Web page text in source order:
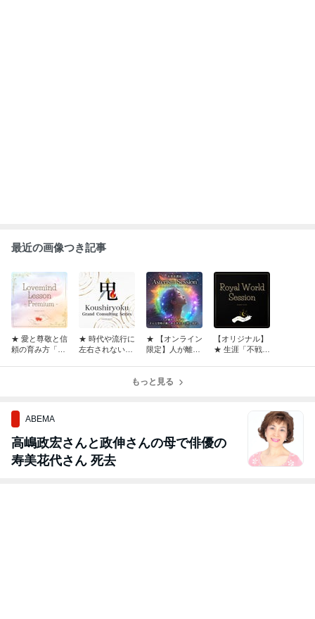
最近の画像つき記事
★ 愛と尊敬と信
頼の育み方「ラ
★ 時代や流行に
左右されないお
★ 【オンライン
限定】人が離れ
「アステリズム
【オリジナル】
★ 生涯「不戦
もっと見る
ABEMA
高嶋政宏さんと政伸さんの母で俳優の
寿美花代さん 死去